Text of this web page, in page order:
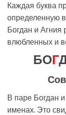
Каждая буква
определенную
Богдан и Агния
влюбленных и
БОГ
В паре Богдан
именах. Это